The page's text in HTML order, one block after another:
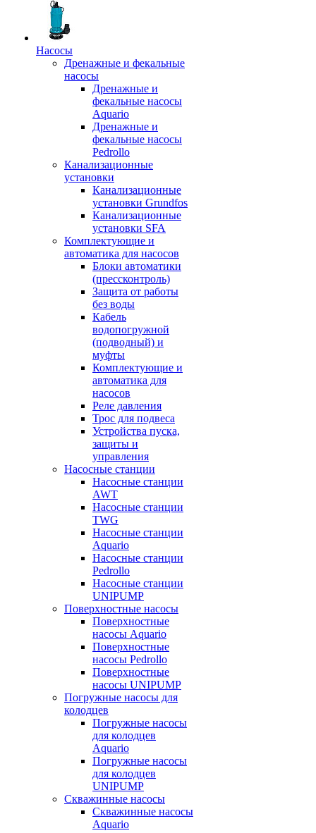
Насосы
Дренажные и фекальные
насосы
Дренажные и
фекальные насосы
Aquario
Дренажные и
фекальные насосы
Pedrollo
Канализационные
установки
Канализационные
установки Grundfos
Канализационные
установки SFA
Комплектующие и
автоматика для насосов
Блоки автоматики
(прессконтроль)
Защита от работы
без воды
Кабель
водопогружной
(подводный) и
муфты
Комплектующие и
автоматика для
насосов
Реле давления
Трос для подвеса
Устройства пуска,
защиты и
управления
Насосные станции
Насосные станции
AWT
Насосные станции
TWG
Насосные станции
Aquario
Насосные станции
Pedrollo
Насосные станции
UNIPUMP
Поверхностные насосы
Поверхностные
насосы Aquario
Поверхностные
насосы Pedrollo
Поверхностные
насосы UNIPUMP
Погружные насосы для
колодцев
Погружные насосы
для колодцев
Aquario
Погружные насосы
для колодцев
UNIPUMP
Скважинные насосы
Скважинные насосы
Aquario